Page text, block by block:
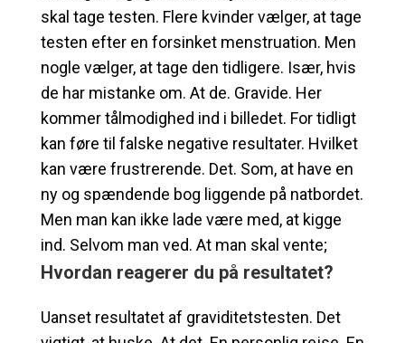
skal tage testen. Flere kvinder vælger, at tage
testen efter en forsinket menstruation. Men
nogle vælger, at tage den tidligere. Især, hvis
de har mistanke om. At de. Gravide. Her
kommer tålmodighed ind i billedet. For tidligt
kan føre til falske negative resultater. Hvilket
kan være frustrerende. Det. Som, at have en
ny og spændende bog liggende på natbordet.
Men man kan ikke lade være med, at kigge
ind. Selvom man ved. At man skal vente;
Hvordan reagerer du på resultatet?
Uanset resultatet af graviditetstesten. Det